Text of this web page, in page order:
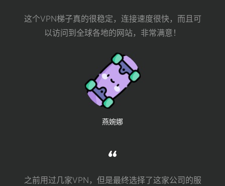
这个VPN梯子真的很稳定，连接速度很快，而且可
以访问到全球各地的网站，非常满意！
燕婉娜
之前用过几家VPN，但是最终选择了这家公司的服